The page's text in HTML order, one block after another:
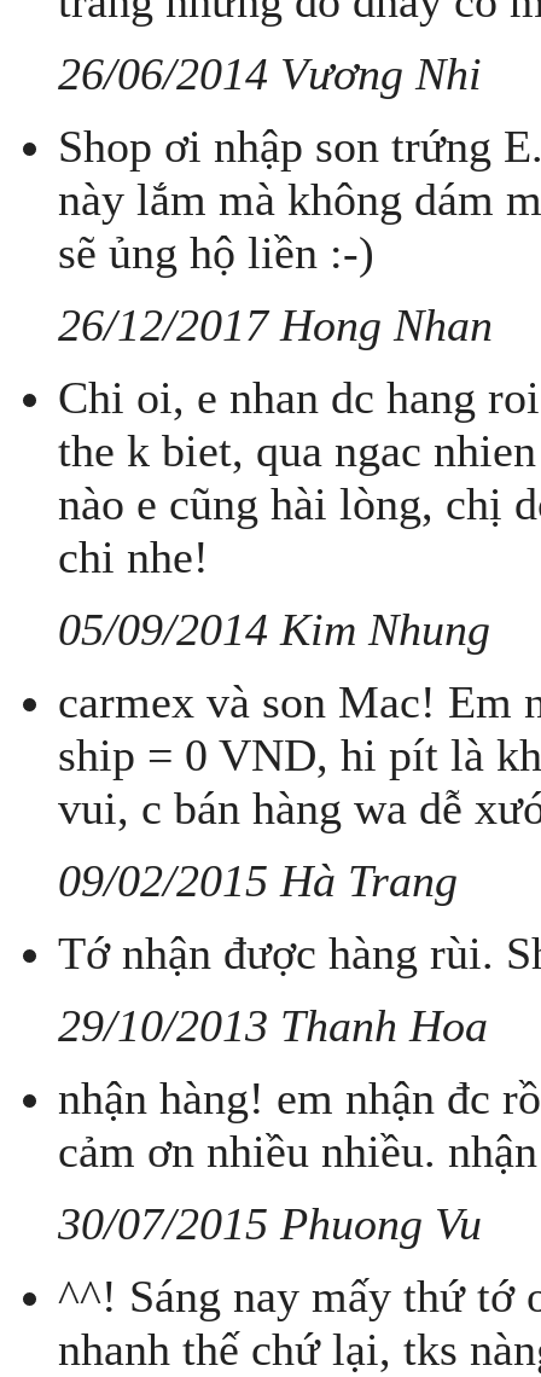
26/06/2014 Vương Nhi
Shop ơi nhập son trứng
này lắm mà không dám
sẽ ủng hộ liền :-)
26/12/2017 Hong Nhan
Chi oi, e nhan dc hang
the k biet, qua ngac
nào e cũng hài lòng, chị
chi nhe!
05/09/2014 Kim Nhung
carmex và son Mac! Em
ship = 0 VND, hi pít là
vui, c bán hàng wa dễ
09/02/2015 Hà Trang
Tớ nhận được hàng rùi.
29/10/2013 Thanh Hoa
nhận hàng! em nhận đc
cảm ơn nhiều nhiều.
30/07/2015 Phuong Vu
^^! Sáng nay mấy thứ tớ
nhanh thế chứ lại, tks